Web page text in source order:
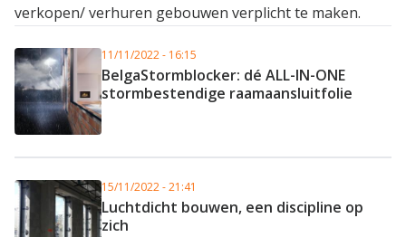
verkopen/ verhuren gebouwen verplicht te maken.
11/11/2022 - 16:15
BelgaStormblocker: dé ALL-IN-ONE
stormbestendige raamaansluitfolie
15/11/2022 - 21:41
Luchtdicht bouwen, een discipline op
zich